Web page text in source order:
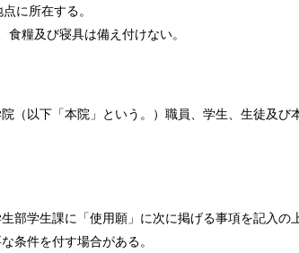
に所在する。
糧及び寝具は備え付けない。
（以下「本院」という。）職員、学生、生徒及
部学生課に「使用願」に次に掲げる事項を記入の
条件を付す場合がある。